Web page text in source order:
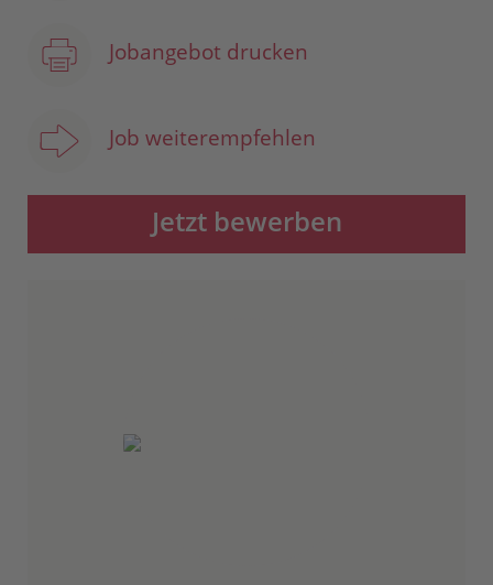
Jobangebot drucken
Job weiterempfehlen
Jetzt bewerben